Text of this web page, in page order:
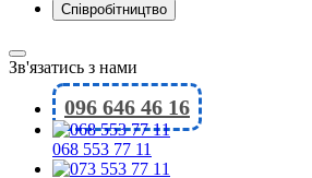
Співробітництво
Зв'язатись з нами
096 646 46 16
068 553 77 11